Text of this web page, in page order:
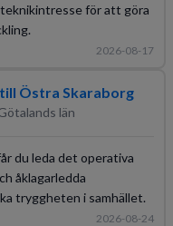
för att göra
2026-08-17
Östra Skaraborg
län
du leda det operativa
åklagarledda
tryggheten i samhället.
2026-08-24